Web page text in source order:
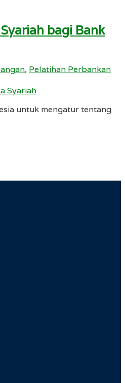
bagi Bank
, Pelatihan Perbankan
untuk mengatur tentang